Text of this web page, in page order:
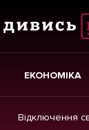
ЕКОНОМІКА
Відключення